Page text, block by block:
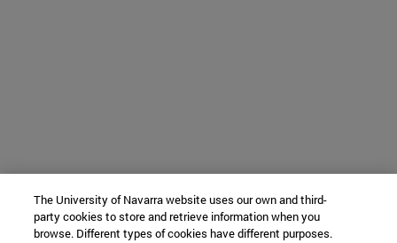
The University of Navarra website uses our own and third-
party cookies to store and retrieve information when you
browse. Different types of cookies have different purposes.